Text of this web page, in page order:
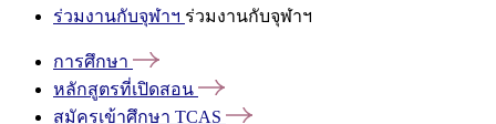
ร่วมงานกับจุฬาฯ ร่วมงานกับจุฬาฯ
การศึกษา
หลักสูตรที่เปิดสอน
สมัครเข้าศึกษา TCAS